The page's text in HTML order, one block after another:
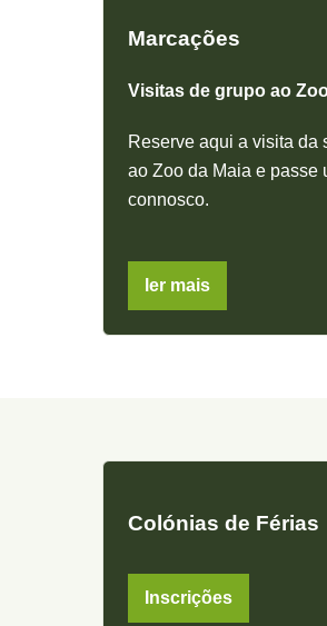
Marcações
Visitas de grupo ao
Reserve aqui a visita da
ao Zoo da Maia e passe
connosco.
ler mais
Colónias de Férias
Inscrições